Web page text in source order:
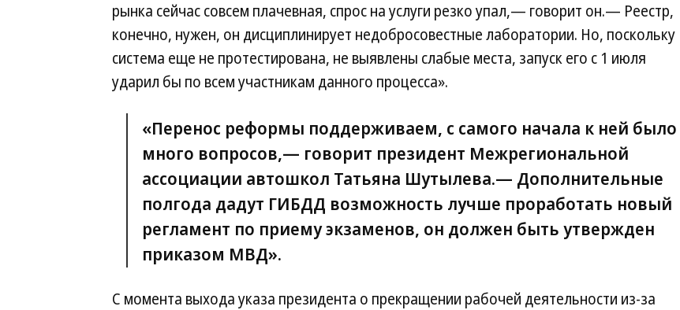
рынка сейчас совсем плачевная, спрос на услуги резко упал,— говорит он.— Реестр,
конечно, нужен, он дисциплинирует недобросовестные лаборатории. Но, поскольку
система еще не протестирована, не выявлены слабые места, запуск его с 1 июля
ударил бы по всем участникам данного процесса».
«Перенос реформы поддерживаем, с самого начала к ней было
много вопросов,— говорит президент Межрегиональной
ассоциации автошкол Татьяна Шутылева.— Дополнительные
полгода дадут ГИБДД возможность лучше проработать новый
регламент по приему экзаменов, он должен быть утвержден
приказом МВД».
С момента выхода указа президента о прекращении рабочей деятельности из-за